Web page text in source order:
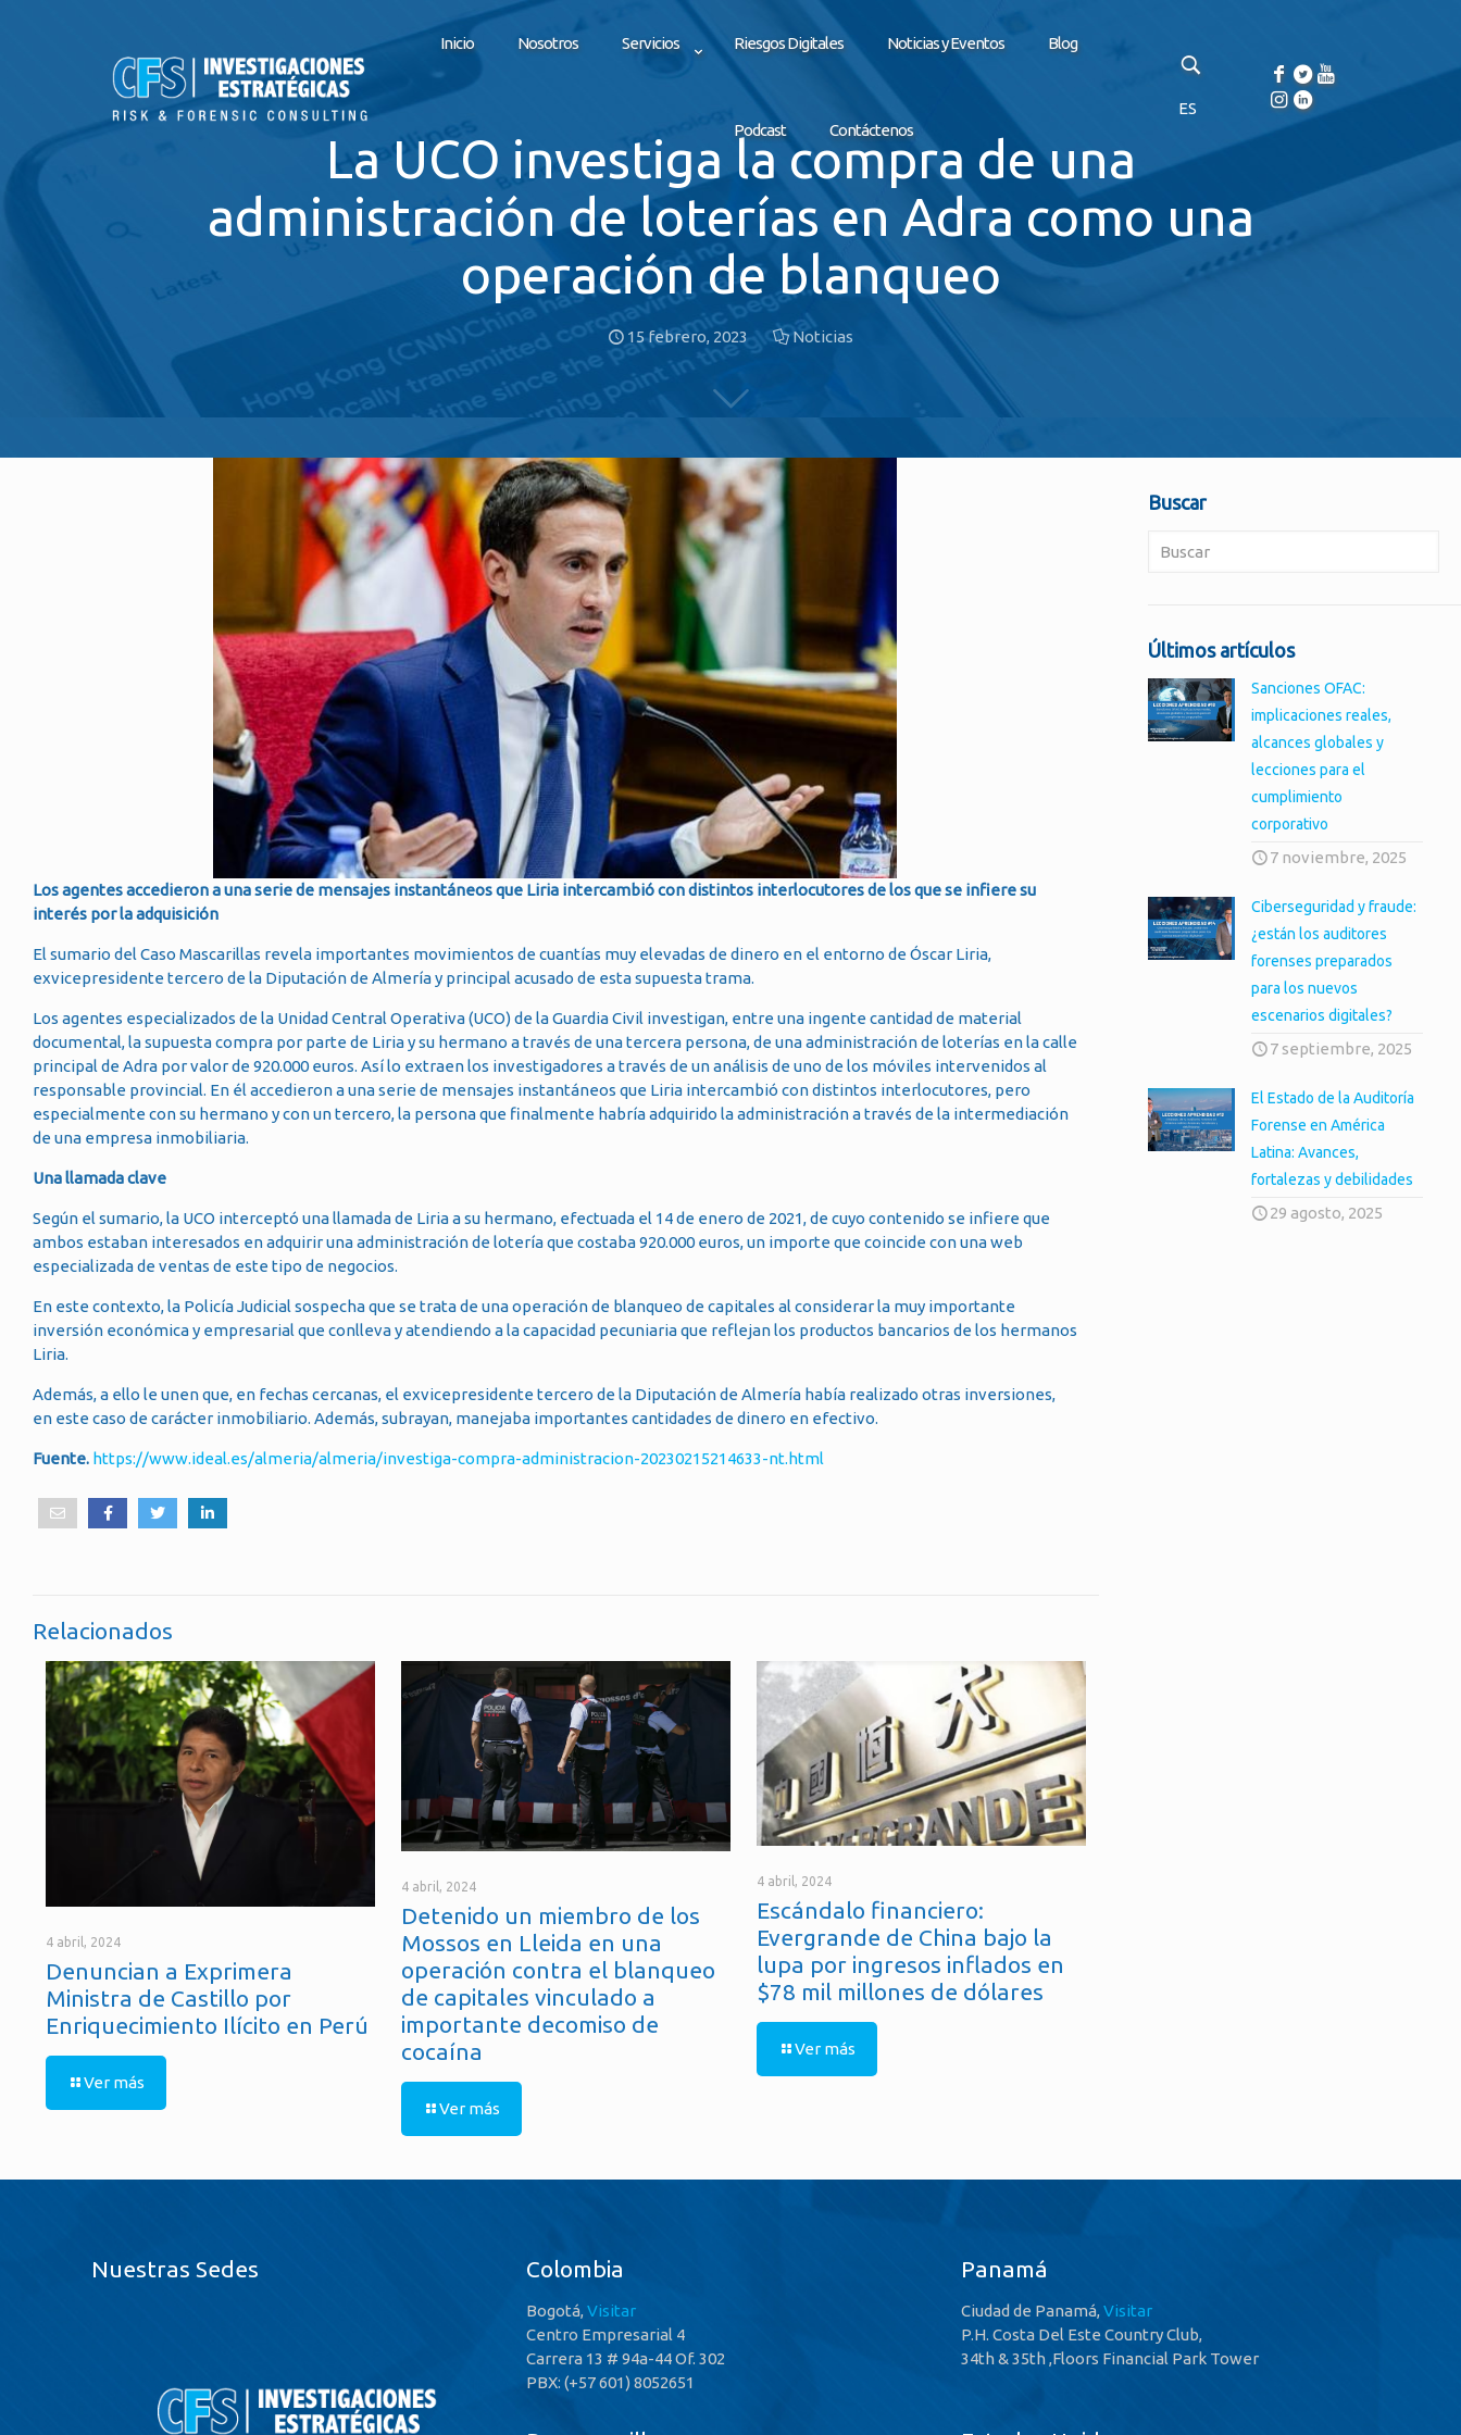
Inicio Nosotros Servicios Riesgos Digitales Noticias y Eventos Blog
Podcast Contáctenos
ES
La UCO investiga la compra de una
administración de loterías en Adra como una
operación de blanqueo
15 febrero, 2023 Noticias
Los agentes accedieron a una serie de mensajes instantáneos que Liria intercambió con distintos interlocutores de los que se infiere su
interés por la adquisición
El sumario del Caso Mascarillas revela importantes movimientos de cuantías muy elevadas de dinero en el entorno de Óscar Liria,
exvicepresidente tercero de la Diputación de Almería y principal acusado de esta supuesta trama.
Los agentes especializados de la Unidad Central Operativa (UCO) de la Guardia Civil investigan, entre una ingente cantidad de material
documental, la supuesta compra por parte de Liria y su hermano a través de una tercera persona, de una administración de loterías en la calle
principal de Adra por valor de 920.000 euros. Así lo extraen los investigadores a través de un análisis de uno de los móviles intervenidos al
responsable provincial. En él accedieron a una serie de mensajes instantáneos que Liria intercambió con distintos interlocutores, pero
especialmente con su hermano y con un tercero, la persona que finalmente habría adquirido la administración a través de la intermediación
de una empresa inmobiliaria.
Una llamada clave
Según el sumario, la UCO interceptó una llamada de Liria a su hermano, efectuada el 14 de enero de 2021, de cuyo contenido se infiere que
ambos estaban interesados en adquirir una administración de lotería que costaba 920.000 euros, un importe que coincide con una web
especializada de ventas de este tipo de negocios.
En este contexto, la Policía Judicial sospecha que se trata de una operación de blanqueo de capitales al considerar la muy importante
inversión económica y empresarial que conlleva y atendiendo a la capacidad pecuniaria que reflejan los productos bancarios de los hermanos
Liria.
Además, a ello le unen que, en fechas cercanas, el exvicepresidente tercero de la Diputación de Almería había realizado otras inversiones,
en este caso de carácter inmobiliario. Además, subrayan, manejaba importantes cantidades de dinero en efectivo.
Fuente. https://www.ideal.es/almeria/almeria/investiga-compra-administracion-20230215214633-nt.html
Relacionados
4 abril, 2024
Denuncian a Exprimera
Ministra de Castillo por
Enriquecimiento Ilícito en Perú
Ver más
4 abril, 2024
Detenido un miembro de los
Mossos en Lleida en una
operación contra el blanqueo
de capitales vinculado a
importante decomiso de
cocaína
Ver más
4 abril, 2024
Escándalo financiero:
Evergrande de China bajo la
lupa por ingresos inflados en
$78 mil millones de dólares
Ver más
Buscar
Últimos artículos
Sanciones OFAC:
implicaciones reales,
alcances globales y
lecciones para el
cumplimiento
corporativo
7 noviembre, 2025
Ciberseguridad y fraude:
¿están los auditores
forenses preparados
para los nuevos
escenarios digitales?
7 septiembre, 2025
El Estado de la Auditoría
Forense en América
Latina: Avances,
fortalezas y debilidades
29 agosto, 2025
Nuestras Sedes Colombia
Bogotá,Visitar
Centro Empresarial 4
Carrera 13 # 94a-44 Of. 302
PBX: (+57 601) 8052651
Panamá
Ciudad de Panamá,Visitar
P.H. Costa Del Este Country Club,
34th & 35th ,Floors Financial Park Tower